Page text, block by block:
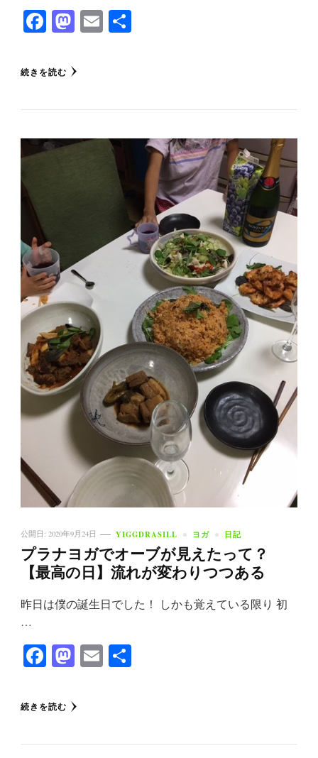
Facebook
Mastodon
Email
続きを読む
公開日: 2020年9月24日 YIGGDRASILL ヨガ 日記
プラナヨガでオーブが見えたって？
【最高の日】流れが変わりつつある
昨日は僕の誕生日でした！ しかも覚えている限り 初
…
Facebook
Mastodon
Email
続きを読む